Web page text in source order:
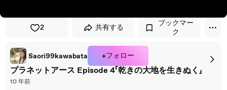
2 共有する
ブックマー
ク
Saori99kawabata +フォロー
プラネットアース Episode 4「乾きの大地を生きぬく」
10 年前